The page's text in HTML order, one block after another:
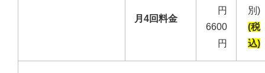
月4回料金
円
6600
円
別)
(税
込)